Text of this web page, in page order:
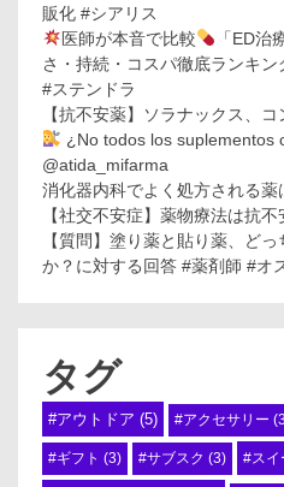
販化 #シアリス
医師が本音で比較
「ED治
さ・持続・コスパ徹底ランキン
#ステンドラ
【抗不安薬】ソラナックス、
¿No todos los suplementos
@atida_mifarma
消化器内科でよく処方される
【社交不安症】薬物療法は抗
【質問】塗り薬と貼り薬、ど
か？に対する回答 #薬剤師 #オ
タグ
#アウトドア (5) #アクセサリー
#ギフト (3) #サブスク (3) #スイ